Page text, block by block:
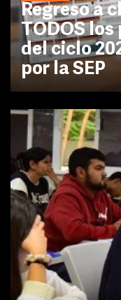
Regreso a
TODOS
del ciclo
por la SEP